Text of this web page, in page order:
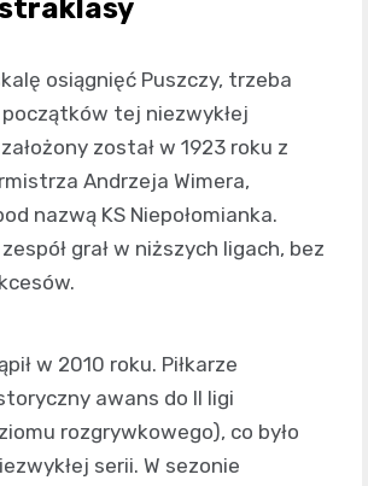
osiągnięć Puszczy, trzeba
tej niezwykłej
został w 1923 roku z
Andrzeja Wimera,
nazwą KS Niepołomianka.
grał w niższych ligach, bez
w 2010 roku. Piłkarze
awans do II ligi
rozgrywkowego), co było
serii. W sezonie